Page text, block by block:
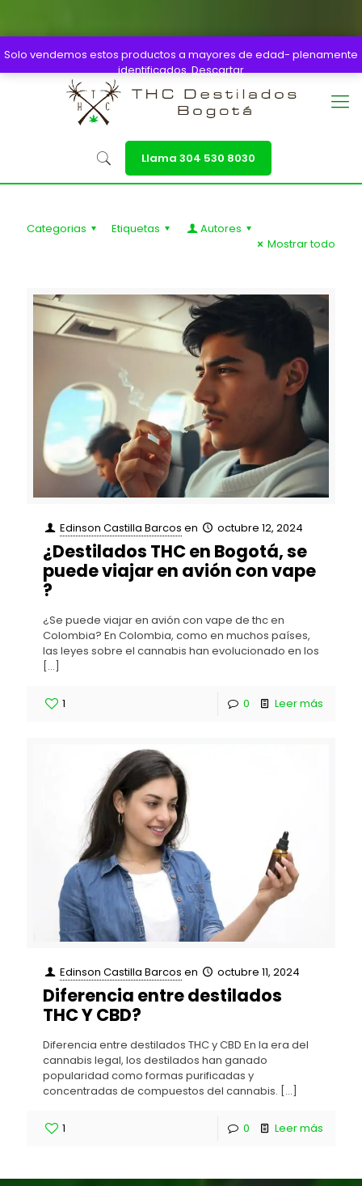
(+57) 304 530 8030
Llama 304 530 8030
Categorias Etiquetas
Autores
Mostrar todo
Edinson Castilla Barcos en octubre 12, 2024
¿Destilados THC en Bogotá, se
puede viajar en avión con vape
?
¿Se puede viajar en avión con vape de thc en
Colombia? En Colombia, como en muchos países,
las leyes sobre el cannabis han evolucionado en los
[…]
1 0 Leer más
Edinson Castilla Barcos en octubre 11, 2024
Diferencia entre destilados
THC Y CBD?
Diferencia entre destilados THC y CBD En la era del
cannabis legal, los destilados han ganado
popularidad como formas purificadas y
concentradas de compuestos del cannabis. […]
1 0 Leer más
Solo vendemos estos productos a mayores de edad- plenamente
identificados.Descartar